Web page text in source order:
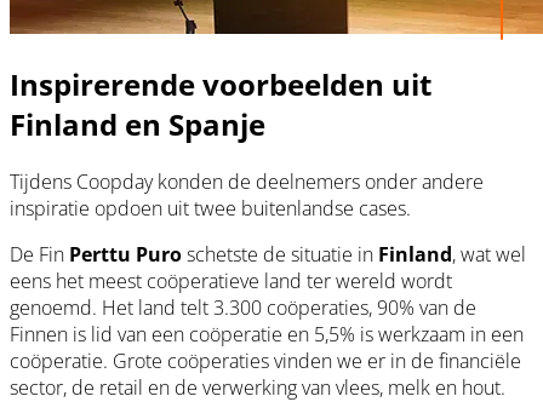
Inspirerende voorbeelden uit
Finland en Spanje
Tijdens Coopday konden de deelnemers onder andere
inspiratie opdoen uit twee buitenlandse cases.
De Fin Perttu Puroschetste de situatie in Finland, wat wel
eens het meest coöperatieve land ter wereld wordt
genoemd. Het land telt 3.300 coöperaties, 90% van de
Finnen is lid van een coöperatie en 5,5% is werkzaam in een
coöperatie. Grote coöperaties vinden we er in de financiële
sector, de retail en de verwerking van vlees, melk en hout.